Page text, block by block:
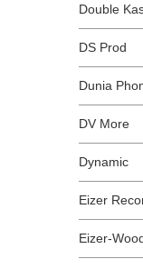
Double
DS Prod
Dunia
DV More
Dynamic
Eizer
Eizer-